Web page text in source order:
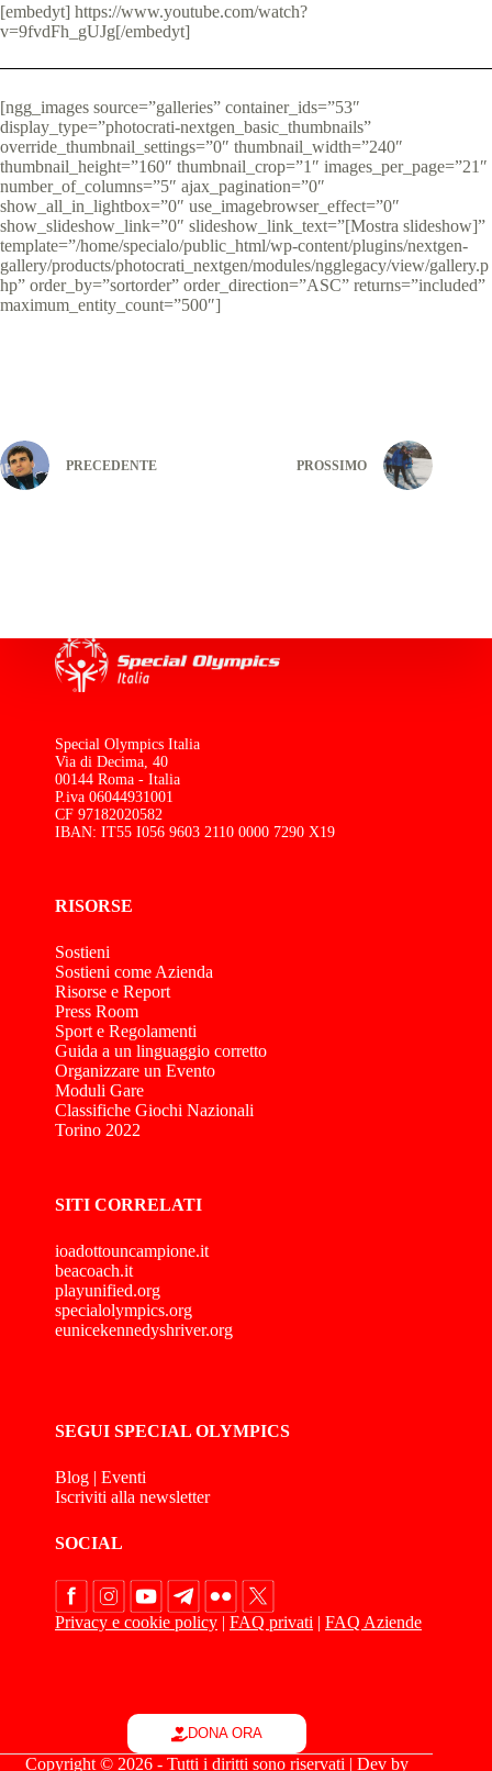
[embedyt] https://www.youtube.com/watch?
v=9fvdFh_gUJg[/embedyt]
[ngg_images source=”galleries” container_ids=”53″
display_type=”photocrati-nextgen_basic_thumbnails”
override_thumbnail_settings=”0″ thumbnail_width=”240″
thumbnail_height=”160″ thumbnail_crop=”1″ images_per_page=”21″
number_of_columns=”5″ ajax_pagination=”0″
show_all_in_lightbox=”0″ use_imagebrowser_effect=”0″
show_slideshow_link=”0″ slideshow_link_text=”[Mostra slideshow]”
template=”/home/specialo/public_html/wp-content/plugins/nextgen-
gallery/products/photocrati_nextgen/modules/ngglegacy/view/gallery.p
hp” order_by=”sortorder” order_direction=”ASC” returns=”included”
maximum_entity_count=”500″]
PRECEDENTE PROSSIMO
Special Olympics Italia
Via di Decima, 40
00144 Roma - Italia
P.iva 06044931001
CF 97182020582
IBAN: IT55 I056 9603 2110 0000 7290 X19
RISORSE
Sostieni
Sostieni come Azienda
Risorse e Report
Press Room
Sport e Regolamenti
Guida a un linguaggio corretto
Organizzare un Evento
Moduli Gare
Classifiche Giochi Nazionali
Torino 2022
SITI CORRELATI
ioadottouncampione.it
beacoach.it
playunified.org
specialolympics.org
eunicekennedyshriver.org
SEGUI SPECIAL OLYMPICS
Blog | Eventi
Iscriviti alla newsletter
SOCIAL
Privacy e cookie policy | FAQ privati | FAQ Aziende
DONA ORA
Copyright © 2026 - Tutti i diritti sono riservati | Dev by